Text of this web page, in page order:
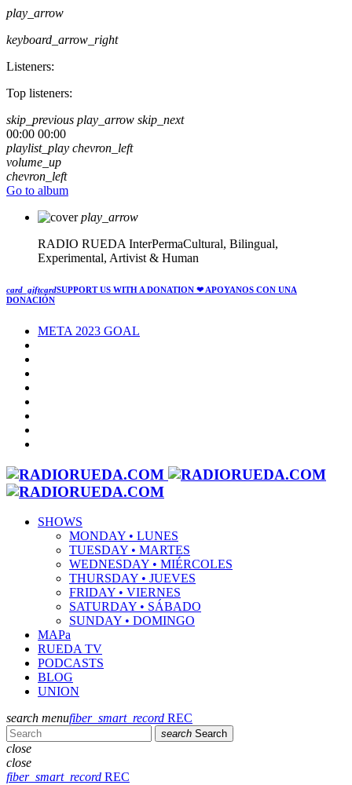
play_arrow
keyboard_arrow_right
Listeners:
Top listeners:
skip_previous play_arrow skip_next
00:00 00:00
playlist_play chevron_left
volume_up
chevron_left
Go to album
play_arrow
RADIO RUEDA InterPermaCultural, Bilingual,
Experimental, Artivist & Human
card_giftcardSUPPORT US WITH A DONATION ❤ APOYANOS CON UNA
DONACIÓN
META 2023 GOAL
SHOWS
MONDAY • LUNES
TUESDAY • MARTES
WEDNESDAY • MIÉRCOLES
THURSDAY • JUEVES
FRIDAY • VIERNES
SATURDAY • SÁBADO
SUNDAY • DOMINGO
MAPa
RUEDA TV
PODCASTS
BLOG
UNION
search menufiber_smart_record REC
search Search
close
close
fiber_smart_record REC